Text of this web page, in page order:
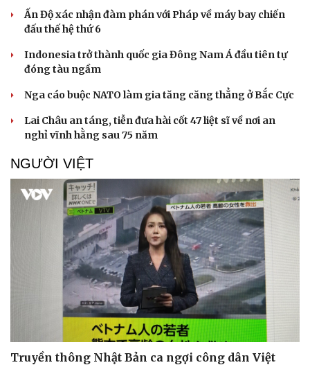
Doanh nghiệp
Doanh nghiệp 24h
Vì cộng đồng
Tin Công nghệ
Trải nghiệm
Chuyển đổi số
Ấn Độ xác nhận đàm phán với Pháp về máy bay chiến
đấu thế hệ thứ 6
Indonesia trở thành quốc gia Đông Nam Á đầu tiên tự
đóng tàu ngầm
Nga cáo buộc NATO làm gia tăng căng thẳng ở Bắc Cực
Lai Châu an táng, tiễn đưa hài cốt 47 liệt sĩ về nơi an
nghỉ vĩnh hằng sau 75 năm
NGƯỜI VIỆT
Truyền thông Nhật Bản ca ngợi công dân Việt